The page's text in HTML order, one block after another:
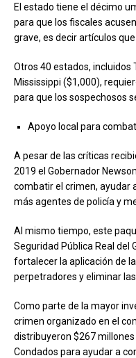
El estado tiene el décimo
para que los fiscales
grave, es decir artículos
Otros 40 estados, incluidos
Mississippi ($1,000),
para que los sospechosos
Apoyo local para
A pesar de las críticas
2019 el Gobernador
combatir el crimen, ayudar
más agentes de policía y
Al mismo tiempo, este
Seguridad Pública Real del
fortalecer la aplicación de
perpetradores y eliminar
Como parte de la mayor
crimen organizado en el
distribuyeron $267
Condados para ayudar a